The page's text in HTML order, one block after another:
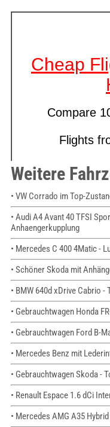
Weitere
• VW Corrado im Top-
• Audi A4 Avant 40 TFSI
Anhaengerkupplung
• Mercedes C 400 4Matic -
• Schöner Skoda mit
• BMW 640d xDrive Cabrio
• Gebrauchtwagen Honda
• Gebrauchtwagen Ford B-
• Mercedes Benz mit
• Gebrauchtwagen Skoda -
• Renault Espace 1.6 dCi
• Mercedes AMG A35